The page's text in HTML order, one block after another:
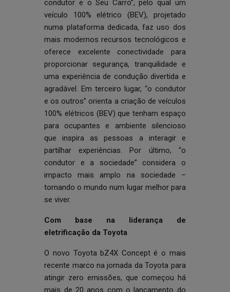
condutor e o Seu Carro”, pelo qual um
veículo 100% elétrico (BEV), projetado
numa plataforma dedicada, faz uso dos
mais modernos recursos tecnológicos e
oferece excelente conectividade para
proporcionar segurança, tranquilidade e
uma experiência de condução divertida e
agradável. Em terceiro lugar, “o condutor
e os outros” orienta a criação de veículos
100% elétricos (BEV) que tenham espaço
para ocupantes e ambiente silencioso
que inspira as pessoas a interagir e
partilhar experiências. Por último, “o
condutor e a sociedade” considera o
impacto mais amplo na sociedade –
tornando o mundo num lugar melhor para
se viver.
Com base na liderança de
eletrificação da Toyota
O novo Toyota bZ4X Concept é o mais
recente marco na jornada da Toyota para
atingir zero emissões, que começou há
mais de 20 anos com o lançamento do